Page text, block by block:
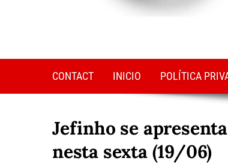
CONTACT INICIO POLÍTICA
Jefinho se
nesta sexta (19/06)